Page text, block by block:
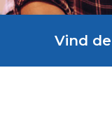
Vind